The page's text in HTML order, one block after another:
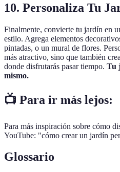
10. Personaliza Tu
Finalmente, convierte tu jardín en
estilo. Agrega elementos
pintadas, o un mural de flores.
más atractivo, sino que también
donde disfrutarás pasar tiempo. Tu
mismo.
📺 Para ir más lejos:
Para más inspiración sobre cómo
YouTube: "cómo crear un jardín
Glossario